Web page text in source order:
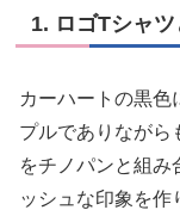
1. ロゴTシャ
カーハートの黒色
プルでありながら
をチノパンと組み
ッシュな印象を作